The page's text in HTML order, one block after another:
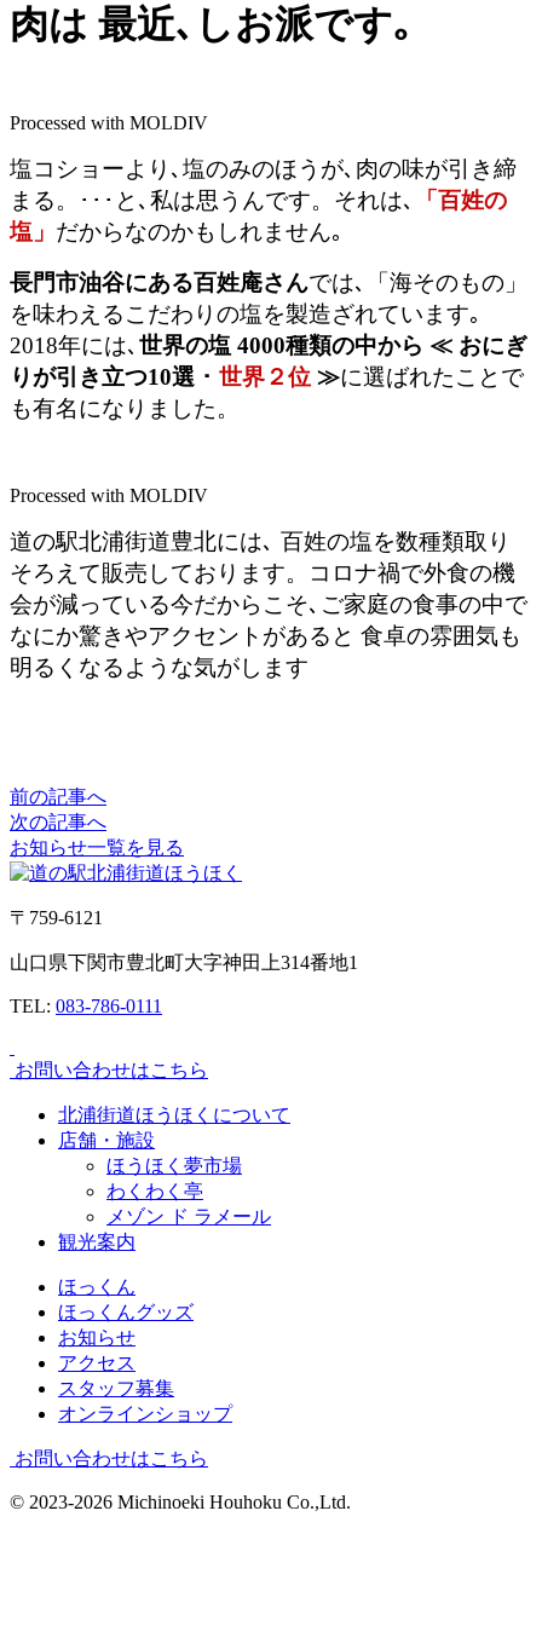
肉は 最近､しお派です｡
Processed with MOLDIV
塩コショーより､塩のみのほうが､肉の味が引き締
まる。･･･と､私は思うんです。それは､
「百姓の
塩」 だからなのかもしれません｡
長門市油谷にある百姓庵さんでは､「海そのもの」
を味わえるこだわりの塩を製造ざれています｡
2018年には､ 世界の塩 4000種類の中から ≪ おにぎ
りが引き立つ10選 ･ 世界２位 ≫に選ばれたことで
も有名になりました。
Processed with MOLDIV
道の駅北浦街道豊北には､ 百姓の塩を数種類取り
そろえて販売しております。コロナ禍で外食の機
会が減っている今だからこそ､ご家庭の食事の中で
なにか驚きやアクセントがあると 食卓の雰囲気も
明るくなるような気がします
前の記事へ
次の記事へ
お知らせ一覧を見る
〒759-6121
山口県下関市豊北町大字神田上314番地1
TEL: 083-786-0111
お問い合わせはこちら
北浦街道ほうほくについて
店舗・施設
ほうほく夢市場
わくわく亭
メゾン ド ラメール
観光案内
ほっくん
ほっくんグッズ
お知らせ
アクセス
スタッフ募集
オンラインショップ
お問い合わせはこちら
© 2023-2026 Michinoeki Houhoku Co.,Ltd.